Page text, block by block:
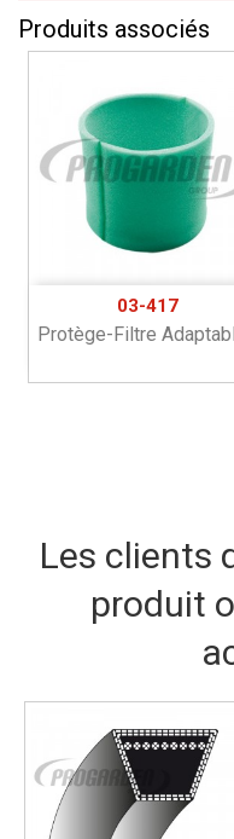
Produits associés
03-417
Protège-Filtre
Les clients
produit